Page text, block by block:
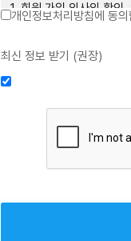
본 약관은 코스모스팜 소
을 통하여 제공하는 "사
간의 권리와 의무, 책임사
제2조 (용어의
① 본 약관에서 사용하는
1. 서비스: 회사가 본 약
1. 회원 가입 의사의 확인
2. 약관 위반 행위 등을
항 전달, 분쟁조정을 위한
비스 운영
3. 서비스 이용기록과 접
비스 분석 및 통계에 따
4. 콘텐츠 등 기존 서비
제공 등 신규 서비스 요
개인정보처리방침에 동
최신 정보 받기 (권장)